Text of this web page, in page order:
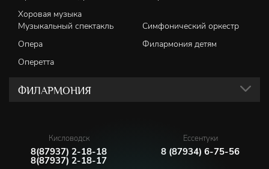
Хоровая музыка
Музыкальный спектакль
Симфонический оркестр
Опера
Филармония детям
Оперетта
ФИЛАРМОНИЯ
Кисловодск
8(87937) 2-18-18
8(87937) 2-18-17
Ессентуки
8 (87934) 6-75-56